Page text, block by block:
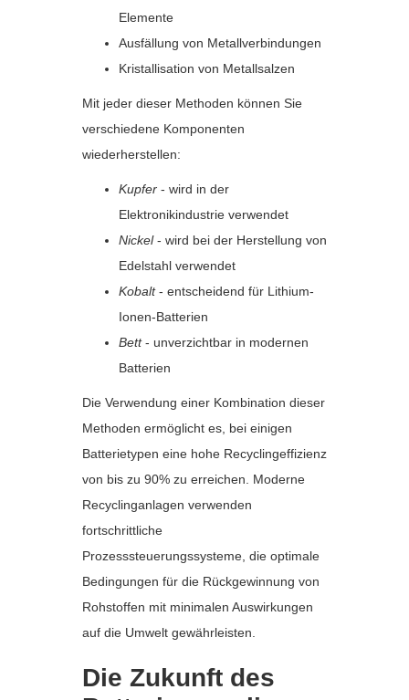
Elemente
Ausfällung von Metallverbindungen
Kristallisation von Metallsalzen
Mit jeder dieser Methoden können Sie
verschiedene Komponenten
wiederherstellen:
Kupfer- wird in der
Elektronikindustrie verwendet
Nickel- wird bei der Herstellung von
Edelstahl verwendet
Kobalt- entscheidend für Lithium-
Ionen-Batterien
Bett- unverzichtbar in modernen
Batterien
Die Verwendung einer Kombination dieser
Methoden ermöglicht es, bei einigen
Batterietypen eine hohe Recyclingeffizienz
von bis zu 90% zu erreichen. Moderne
Recyclinganlagen verwenden
fortschrittliche
Prozesssteuerungssysteme, die optimale
Bedingungen für die Rückgewinnung von
Rohstoffen mit minimalen Auswirkungen
auf die Umwelt gewährleisten.
Die Zukunft des